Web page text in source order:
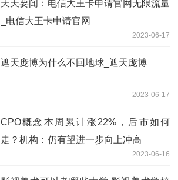
天天要闻：电信大王卡申请官网无限流量
_电信大王卡申请官网
2023-06-17
遮天庞博为什么不回地球_遮天庞博
2023-06-17
CPO概念本周累计涨22%，后市如何
走？机构：仍有望进一步向上冲高
2023-06-16